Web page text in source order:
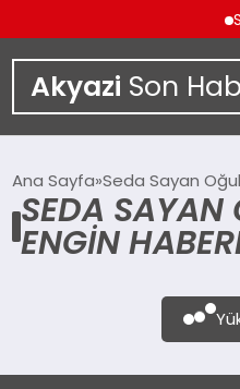
Akyazi Son
SIYASET
Ana Sayfa Seda Sayan
SEDA SAYAN
ENGIN